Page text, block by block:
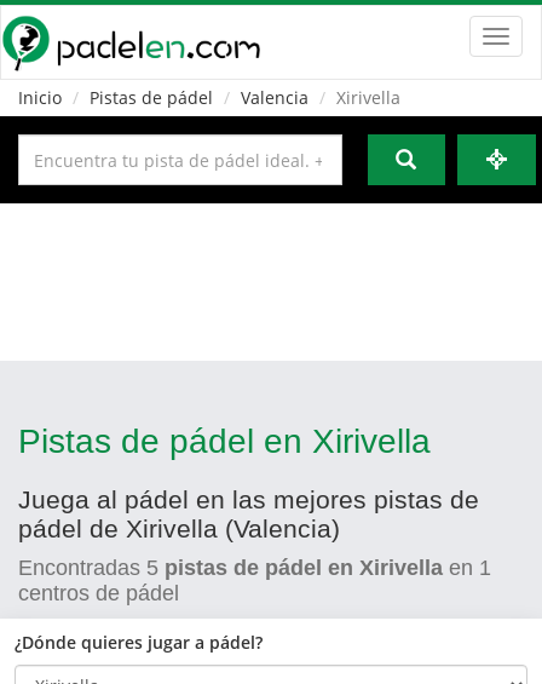
Inicio
Pistas de pádel Valencia Xirivella
Pistas de pádel en Xirivella
Juega al pádel en las mejores pistas de
pádel de Xirivella (Valencia)
Encontradas 5 pistas de pádel en Xirivella en 1
centros de pádel
¿Dónde quieres jugar a pádel?